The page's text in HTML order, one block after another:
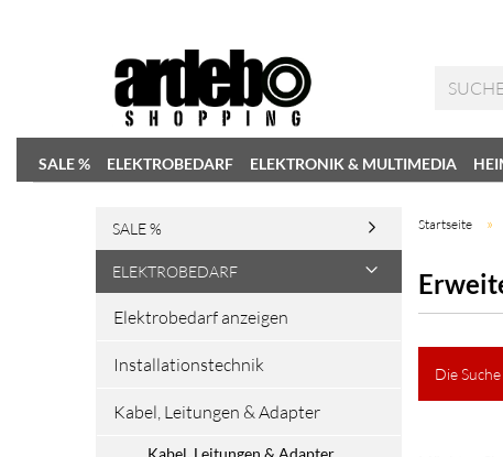
SALE % ELEKTROBEDARF ELEKTRONIK & MULTIMEDIA
Startseite »
Die
SALE %
ELEKTROBEDARF
Elektrobedarf anzeigen
Installationstechnik
Kabel, Leitungen & Adapter
Kabel, Leitungen & Adapter